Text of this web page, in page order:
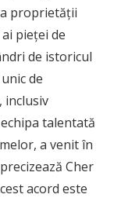
proprietății
pieței de
de istoricul
de
inclusiv
talentată
a venit în
Cher
acord este